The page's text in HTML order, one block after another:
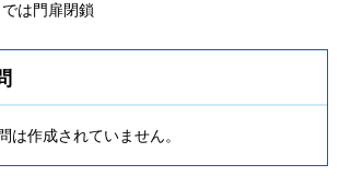
は門扉閉鎖
は作成されていません。